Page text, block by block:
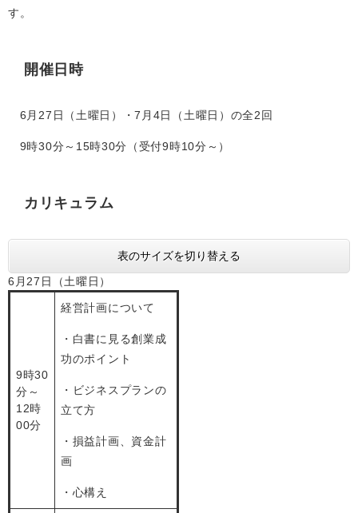
す。
開催日時
6月27日（土曜日）・7月4日（土曜日）の全2回
9時30分～15時30分（受付9時10分～）
カリキュラム
表のサイズを切り替える
6月27日（土曜日）
9時30
分～
12時
00分
経営計画について
・白書に見る創業成
功のポイント
・ビジネスプランの
立て方
・損益計画、資金計
画
・心構え